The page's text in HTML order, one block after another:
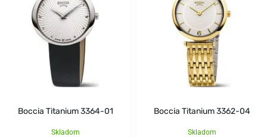
Boccia Titanium 3364-01
Skladom
Boccia Titanium 3362-04
Skladom